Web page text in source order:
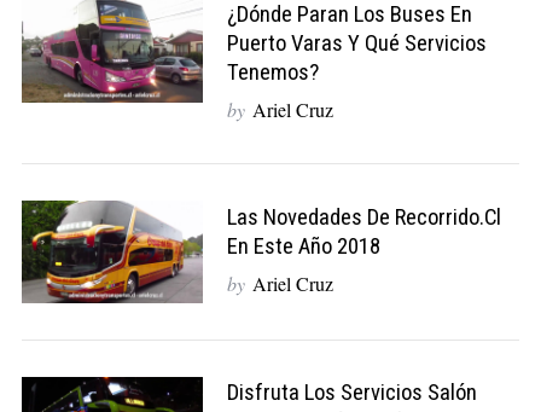
¿Dónde Paran Los Buses En
Puerto Varas Y Qué Servicios
Tenemos?
by Ariel Cruz
Las Novedades De Recorrido.cl
En Este Año 2018
by Ariel Cruz
Disfruta Los Servicios Salón